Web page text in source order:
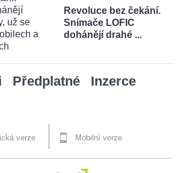
Revoluce bez čekání.
Snímače LOFIC
dohánějí drahé ...
Předplatné Inzerce
verze Mobilní verze